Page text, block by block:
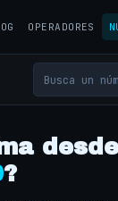
OPERADORES
?